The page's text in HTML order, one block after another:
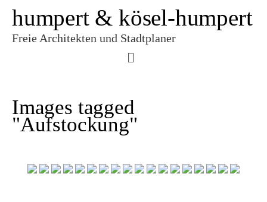
humpert & kösel-humpert
Freie Architekten und Stadtplaner
Images tagged
"Aufstockung"